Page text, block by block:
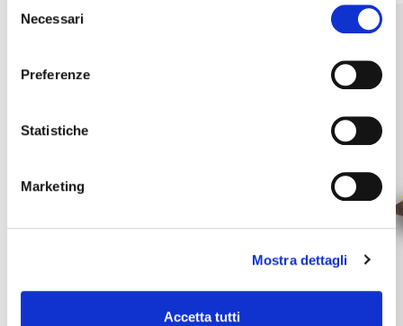
delNecessari
Preferenze
Statistiche
Marketing
Mostra dettagli
Accetta tutti